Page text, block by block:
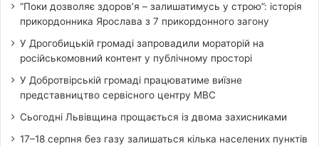
“Поки дозволяє здоров’я – залишатимусь у строю”: історія
прикордонника Ярослава з 7 прикордонного загону
У Дрогобицькій громаді запровадили мораторій на
російськомовний контент у публічному просторі
У Добротвірській громаді працюватиме виїзне
представництво сервісного центру МВС
Сьогодні Львівщина прощається із двома захисниками
17–18 серпня без газу залишаться кілька населених пунктів